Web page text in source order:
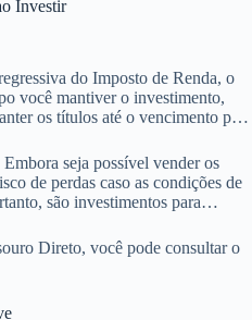
Investir
do Imposto de Renda, o
você mantiver o investimento,
os títulos até o vencimento para
seja possível vender os
de perdas caso as condições de
são investimentos para
Direto, você pode consultar o